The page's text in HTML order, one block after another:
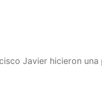
Javier hicieron